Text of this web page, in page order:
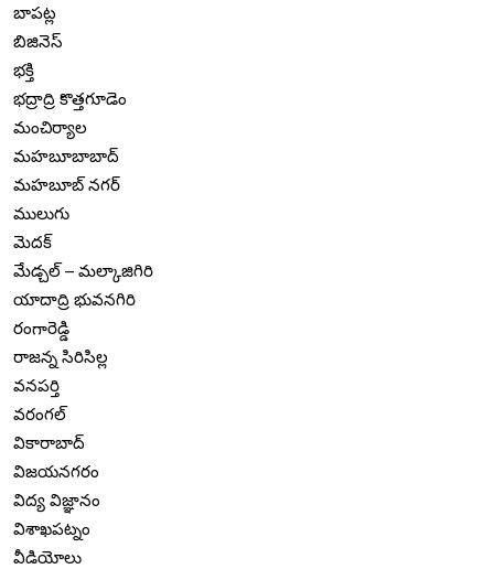
బాపట్ల
బిజినెస్
భక్తి
భద్రాద్రి కొత్తగూడెం
మంచిర్యాల
మహబూబాబాద్
మహబూబ్ నగర్
ములుగు
మెదక్
మేడ్చల్ – మల్కాజిగిరి
యాదాద్రి భువనగిరి
రంగారెడ్డి
రాజన్న సిరిసిల్ల
వనపర్తి
వరంగల్
వికారాబాద్
విజయనగరం
విద్య విజ్ఞానం
విశాఖపట్నం
వీడియోలు